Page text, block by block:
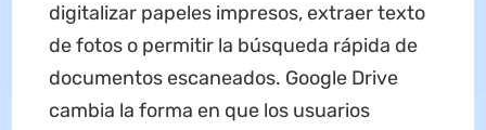
digitalizar papeles impresos, extraer texto
de fotos o permitir la búsqueda rápida de
documentos escaneados. Google Drive
cambia la forma en que los usuarios